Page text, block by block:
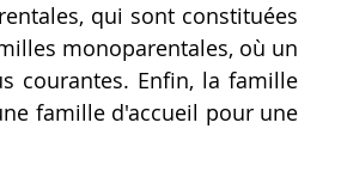
qui sont constituées
monoparentales, où un
courantes. Enfin, la famille
famille d'accueil pour une